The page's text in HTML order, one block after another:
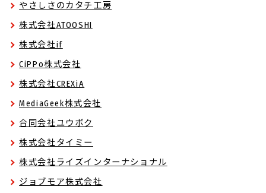
やさしさのカタチ工房
株式会社ATOOSHI
株式会社if
CiPPo株式会社
株式会社CREXiA
MediaGeek株式会社
合同会社ユウボク
株式会社タイミー
株式会社ライズインターナショナル
ジョブモア株式会社